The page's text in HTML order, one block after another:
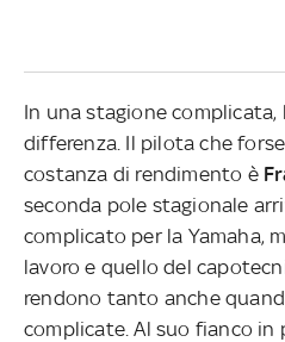
In una stagione
differenza. Il pilota che
costanza di rendimento è
seconda pole stagionale
complicato per la Yamaha,
lavoro e quello del
rendono tanto anche
complicate. Al suo fianco